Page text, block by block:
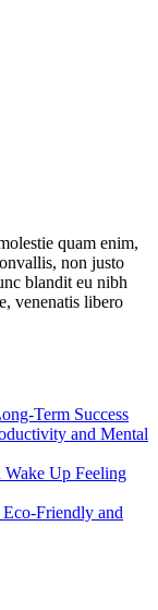
quam enim,
non justo
blandit eu nibh
venenatis libero
Term Success
and Mental
Up Feeling
Friendly and